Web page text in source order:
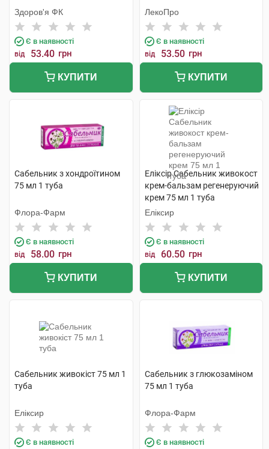
Здоров'я ФК
Є в наявності
від 53.40 грн
КУПИТИ
ЛекоПро
Є в наявності
від 53.50 грн
КУПИТИ
Сабельник з хондроїтином
75 мл 1 туба
Флора-Фарм
Є в наявності
від 58.00 грн
КУПИТИ
Еліксір Сабельник живокост
крем-бальзам регенеруючий
крем 75 мл 1 туба
Еліксир
Є в наявності
від 60.50 грн
КУПИТИ
Сабельник живокіст 75 мл 1
туба
Еліксир
Є в наявності
Сабельник з глюкозамiном
75 мл 1 туба
Флора-Фарм
Є в наявності